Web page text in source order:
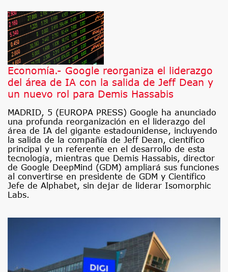
Economía.- Google reorganiza el liderazgo
del área de IA con la salida de Jeff Dean y
un nuevo rol para Demis Hassabis
MADRID, 5 (EUROPA PRESS) Google ha anunciado
una profunda reorganización en el liderazgo del
área de IA del gigante estadounidense, incluyendo
la salida de la compañía de Jeff Dean, científico
principal y un referente en el desarrollo de esta
tecnología, mientras que Demis Hassabis, director
de Google DeepMind (GDM) ampliará sus funciones
al convertirse en presidente de GDM y Científico
Jefe de Alphabet, sin dejar de liderar Isomorphic
Labs.